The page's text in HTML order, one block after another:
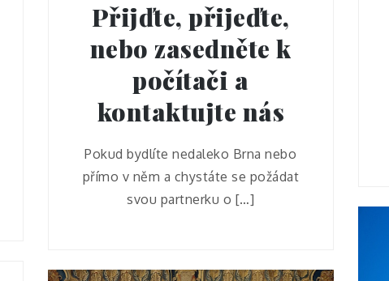
Přijďte, přijeďte,
nebo zasedněte k
počítači a
kontaktujte nás
Pokud bydlíte nedaleko Brna nebo
přímo v něm a chystáte se požádat
svou partnerku o […]